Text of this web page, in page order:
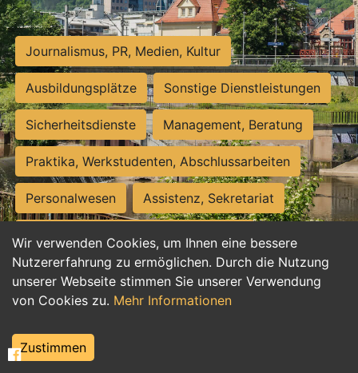
Wir verwenden Cookies, um Ihnen eine bessere
Nutzererfahrung zu ermöglichen. Durch die Nutzung
unserer Webseite stimmen Sie unserer Verwendung
von Cookies zu. Mehr Informationen
Zustimmen
Journalismus, PR, Medien, Kultur
Ausbildungsplätze Sonstige Dienstleistungen
Sicherheitsdienste Management, Beratung
Praktika, Werkstudenten, Abschlussarbeiten
Personalwesen Assistenz, Sekretariat
Hilfskräfte, Aushilfs- und Nebenjobs
Einkauf, Logistik, Materialwirtschaft
Weiterbildung, Studium, duale Ausbildung
Tourismus